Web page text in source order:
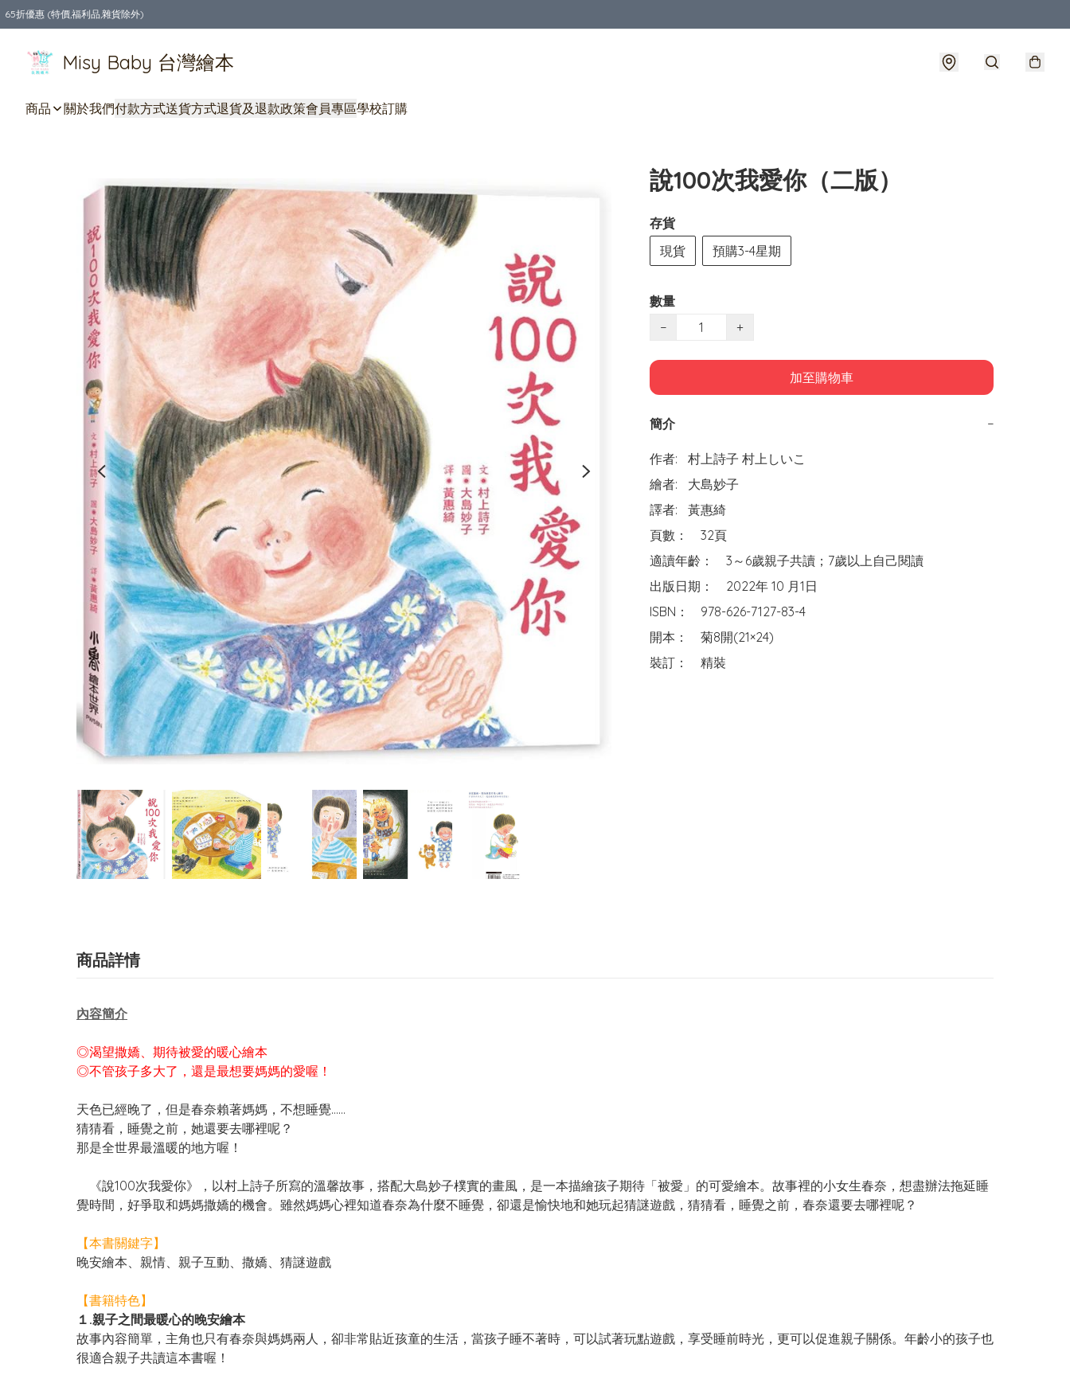
65折優惠 (特價,福利品,雜貨除外)
Misy Baby 台灣繪本
商品 關於我們付款方式送貨方式退貨及退款政策會員專區學校訂購
說100次我愛你（二版）
存貨
現貨
預購3-4星期
數量
−
+
加至購物車
簡介 −
作者:	村上詩子 村上しいこ
繪者:	大島妙子
譯者:	黃惠綺
頁數：	32頁
適讀年齡：	3～6歲親子共讀；7歲以上自己閱讀
出版日期：	2022年 10 月1日
ISBN：	978-626-7127-83-4
開本：	菊8開(21×24)
裝訂：	精裝
商品詳情
內容簡介
◎渴望撒嬌、期待被愛的暖心繪本
◎不管孩子多大了，還是最想要媽媽的愛喔！
天色已經晚了，但是春奈賴著媽媽，不想睡覺……
猜猜看，睡覺之前，她還要去哪裡呢？
那是全世界最溫暖的地方喔！
《說100次我愛你》，以村上詩子所寫的溫馨故事，搭配大島妙子樸實的畫風，是一本描繪孩子期待「被愛」的可愛繪本。故事裡的小女生春奈，想盡辦法拖延睡
覺時間，好爭取和媽媽撒嬌的機會。雖然媽媽心裡知道春奈為什麼不睡覺，卻還是愉快地和她玩起猜謎遊戲，猜猜看，睡覺之前，春奈還要去哪裡呢？
【本書關鍵字】
晚安繪本、親情、親子互動、撒嬌、猜謎遊戲
【書籍特色】
１.親子之間最暖心的晚安繪本
故事內容簡單，主角也只有春奈與媽媽兩人，卻非常貼近孩童的生活，當孩子睡不著時，可以試著玩點遊戲，享受睡前時光，更可以促進親子關係。年齡小的孩子也
很適合親子共讀這本書喔！